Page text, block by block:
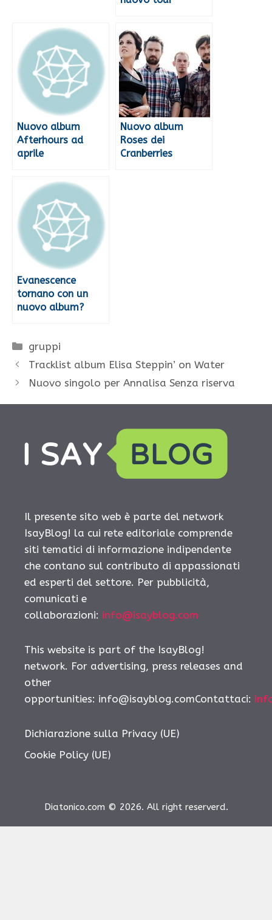
Nuovo album
Afterhours ad
aprile
Nuovo album
Roses dei
Cranberries
Evanescence
tornano con un
nuovo album?
Categorie
gruppi
Tracklist album Elisa Steppin’ on Water
Nuovo singolo per Annalisa Senza riserva
Il presente sito web è parte del network
IsayBlog! la cui rete editoriale comprende
siti tematici di informazione indipendente
che contano sul contributo di appassionati
ed esperti del settore. Per pubblicità,
comunicati e
collaborazioni: info@isayblog.com
This website is part of the IsayBlog!
network. For advertising, press releases and
other
opportunities: info@isayblog.comContattaci:
Dichiarazione sulla Privacy (UE)
Cookie Policy (UE)
Diatonico.com © 2026. All right reserverd.